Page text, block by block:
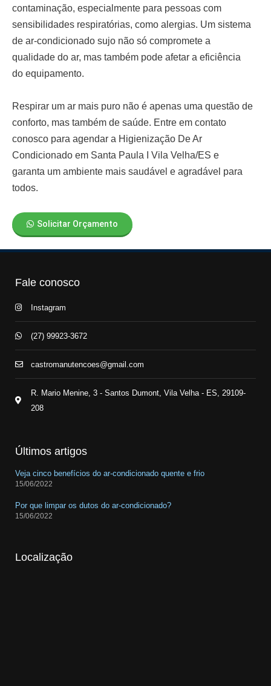
contaminação, especialmente para pessoas com
sensibilidades respiratórias, como alergias. Um sistema
de ar-condicionado sujo não só compromete a
qualidade do ar, mas também pode afetar a eficiência
do equipamento.
Respirar um ar mais puro não é apenas uma questão de
conforto, mas também de saúde. Entre em contato
conosco para agendar a Higienização De Ar
Condicionado em Santa Paula I Vila Velha/ES e
garanta um ambiente mais saudável e agradável para
todos.
Solicitar Orçamento
Fale conosco
Instagram
(27) 99923-3672
castromanutencoes@gmail.com
R. Mario Menine, 3 - Santos Dumont, Vila Velha - ES, 29109-
208
Últimos artigos
Veja cinco benefícios do ar-condicionado quente e frio
15/06/2022
Por que limpar os dutos do ar-condicionado?
15/06/2022
Localização